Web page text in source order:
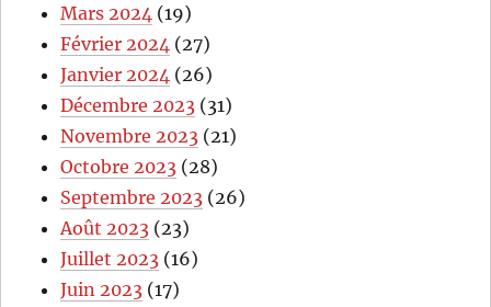
Mars 2024 (19)
Février 2024 (27)
Janvier 2024 (26)
Décembre 2023 (31)
Novembre 2023 (21)
Octobre 2023 (28)
Septembre 2023 (26)
Août 2023 (23)
Juillet 2023 (16)
Juin 2023 (17)